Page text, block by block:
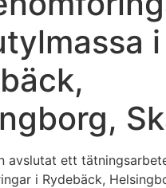
i
avslutat ett
i Rydebäck,